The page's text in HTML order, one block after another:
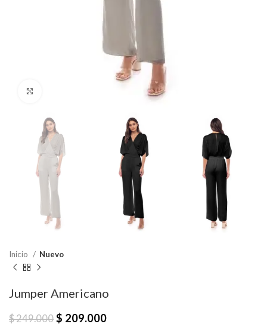
Inicio Nuevo
Jumper Americano
$249.000 $ 209.000